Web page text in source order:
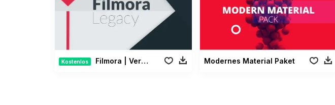
Kostenlos Filmora | Vermächtnis Paket Modernes Material Paket